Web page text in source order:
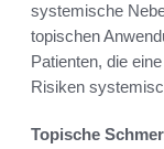
systemische
topischen
Patienten, die
Risiken
Topische